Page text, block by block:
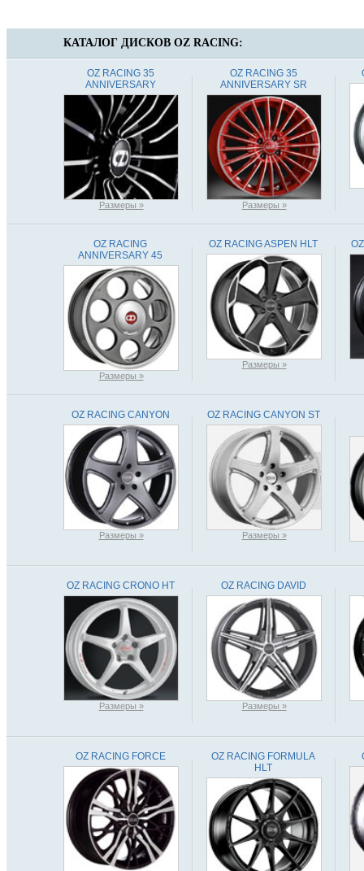
КАТАЛОГ ДИСКОВ OZ RACING:
OZ RACING 35
ANNIVERSARY
Размеры »
OZ RACING 35
ANNIVERSARY SR
Размеры »
OZ RACING
ANNIVERSARY 45
Размеры »
OZ RACING ASPEN HLT
Размеры »
OZ RACING CANYON
Размеры »
OZ RACING CANYON ST
Размеры »
OZ RACING CRONO HT
Размеры »
OZ RACING DAVID
Размеры »
OZ RACING FORCE
OZ RACING FORMULA
HLT